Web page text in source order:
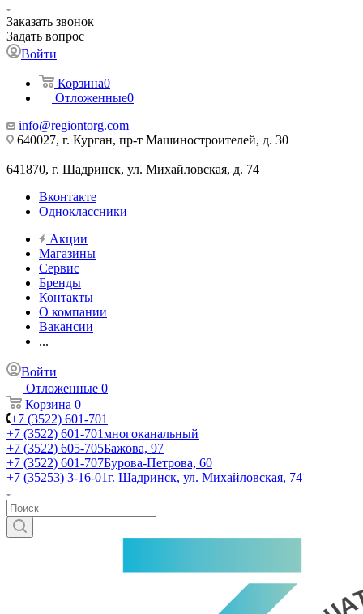
Заказать звонок
Задать вопрос
Войти
Корзина0
Отложенные0
info@regiontorg.com
640027, г. Курган, пр-т Машиностроителей, д. 30
641870, г. Шадринск, ул. Михайловская, д. 74
Вконтакте
Одноклассники
Акции
Магазины
Сервис
Бренды
Контакты
О компании
Вакансии
...
Войти
Отложенные 0
Корзина 0
+7 (3522) 601-701
+7 (3522) 601-701многоканальный
+7 (3522) 605-705Бажова, 97
+7 (3522) 601-707Бурова-Петрова, 60
+7 (35253) 3-16-01г. Шадринск, ул. Михайловская, 74